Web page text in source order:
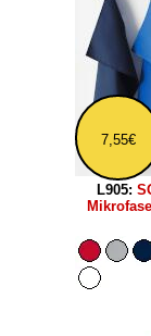
7,55€
L905: